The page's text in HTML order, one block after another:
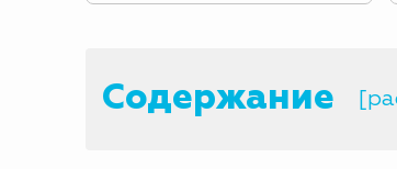
Содержание